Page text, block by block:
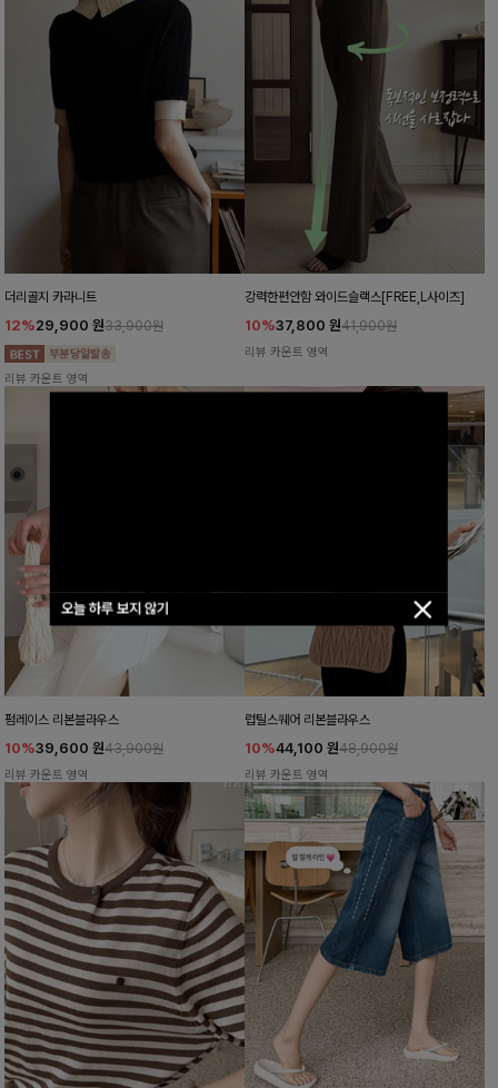
오늘 하루 보지 않기
더리골지 카라니트
12%29,900 원33,900원
리뷰 카운트 영역
강력한편안함 와이드슬랙스[FREE,L사이즈]
10%37,800 원41,900원
리뷰 카운트 영역
펌레이스 리본블라우스
10%39,600 원43,900원
리뷰 카운트 영역
럽틸스퀘어 리본블라우스
10%44,100 원48,900원
리뷰 카운트 영역